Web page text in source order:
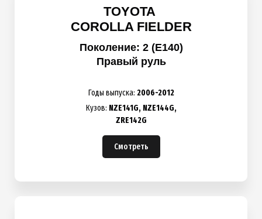
TOYOTA
COROLLA FIELDER
Поколение: 2 (E140)
Правый руль
Годы выпуска: 2006-2012
Кузов: NZE141G, NZE144G,
ZRE142G
Смотреть